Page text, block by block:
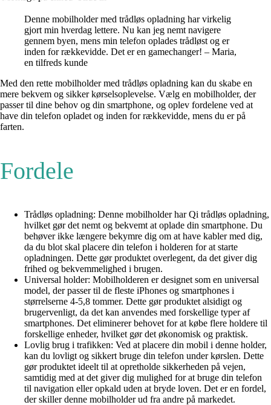
Denne mobilholder med trådløs opladning har virkelig
gjort min hverdag lettere. Nu kan jeg nemt navigere
gennem byen, mens min telefon oplades trådløst og er
inden for rækkevidde. Det er en gamechanger! – Maria,
en tilfreds kunde
Med den rette mobilholder med trådløs opladning kan du skabe en
mere bekvem og sikker kørselsoplevelse. Vælg en mobilholder, der
passer til dine behov og din smartphone, og oplev fordelene ved at
have din telefon opladet og inden for rækkevidde, mens du er på
farten.
Fordele
Trådløs opladning: Denne mobilholder har Qi trådløs opladning,
hvilket gør det nemt og bekvemt at oplade din smartphone. Du
behøver ikke længere bekymre dig om at have kabler med dig,
da du blot skal placere din telefon i holderen for at starte
opladningen. Dette gør produktet overlegent, da det giver dig
frihed og bekvemmelighed i brugen.
Universal holder: Mobilholderen er designet som en universal
model, der passer til de fleste iPhones og smartphones i
størrelserne 4-5,8 tommer. Dette gør produktet alsidigt og
brugervenligt, da det kan anvendes med forskellige typer af
smartphones. Det eliminerer behovet for at købe flere holdere til
forskellige enheder, hvilket gør det økonomisk og praktisk.
Lovlig brug i trafikken: Ved at placere din mobil i denne holder,
kan du lovligt og sikkert bruge din telefon under kørslen. Dette
gør produktet ideelt til at opretholde sikkerheden på vejen,
samtidig med at det giver dig mulighed for at bruge din telefon
til navigation eller opkald uden at bryde loven. Det er en fordel,
der skiller denne mobilholder ud fra andre på markedet.